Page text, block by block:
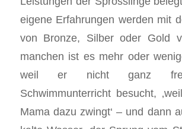
eigene Erfahrungen werden mit
von Bronze, Silber oder Gold
manchen ist es mehr oder
weil er nicht ganz
Schwimmunterricht besucht,
Mama dazu zwingt‘ – und dann